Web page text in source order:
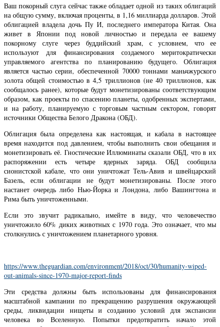
Ваш покорный слуга сейчас также обладает одной из таких облигаций
на общую сумму, включая проценты, в 1,16 миллиарда долларов. Этой
облигацией владела дочь Пу И, последнего императора Китая. Она
живет в Японии под новой личностью и передала ее вашему
покорному слуге через буддийский храм, с условием, что ее
используют для финансирования создаемого меритократически
управляемого агентства по планированию будущего. Облигация
является частью серии, обеспеченной 70000 тоннами маньчжурского
золота общей стоимостью в 4,5 триллионов (не 40 триллионов, как
сообщалось ранее), которые будут монетизированы соответствующим
образом, как проекты по спасению планеты, одобренных экспертами,
и на работу, планируемую с торговым частным сектором, говорят
источники Общества Белого Дракона (ОБД).
Облигация была определена как настоящая, и кабала в настоящее
время находится под давлением, чтобы выполнить свои обещания и
монетизировать её. Гностические Иллюминаты сказали ОБД, что в их
распоряжении есть четыре ядерных заряда. ОБД сообщила
сионистской кабале, что они уничтожат Тель-Авив и швейцарский
Базель, если облигации не будут монетизированы. После этого
настанет очередь либо Нью-Йорка и Лондона, либо Вашингтона и
Рима быть уничтоженными.
Если это звучит радикально, имейте в виду, что человечество
уничтожило 60% диких животных с 1970 года. Это означает, что мы
столкнулись с уничтожением планетарного уровня.
https://www.theguardian.com/environment/2018/oct/30/humanity-wiped-
out-animals-since-1970-major-report-finds
Эти средства должны быть использованы для финансирования
масштабной кампании по прекращению разрушения окружающей
среды, ликвидации нищеты и созданию условий для экспансии
человека во Вселенную. Попытки предотвратить начало этой